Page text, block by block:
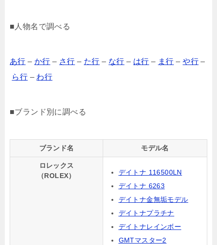
■人物名で調べる
あ行 –か行 – さ行 – た行 – な行 – は行 – ま行 –や行–
ら行 – わ行
■ブランド別に調べる
ブランド名 モデル名
ロレックス
（ROLEX）
デイトナ 116500LN
デイトナ 6263
デイトナ金無垢モデル
デイトナプラチナ
デイトナレインボー
GMTマスター2